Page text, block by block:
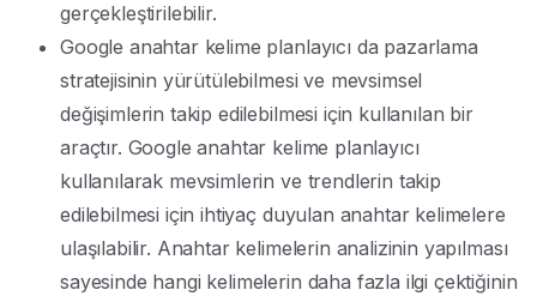
gerçekleştirilebilir.
Google anahtar kelime planlayıcı da pazarlama
stratejisinin yürütülebilmesi ve mevsimsel
değişimlerin takip edilebilmesi için kullanılan bir
araçtır. Google anahtar kelime planlayıcı
kullanılarak mevsimlerin ve trendlerin takip
edilebilmesi için ihtiyaç duyulan anahtar kelimelere
ulaşılabilir. Anahtar kelimelerin analizinin yapılması
sayesinde hangi kelimelerin daha fazla ilgi çektiğinin